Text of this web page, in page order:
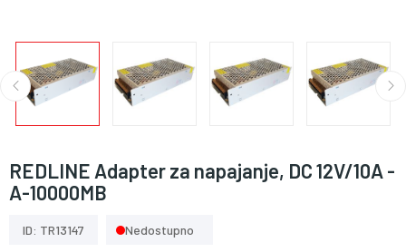
REDLINE Adapter za napajanje, DC 12V/10A -
A-10000MB
ID: TR13147 Nedostupno